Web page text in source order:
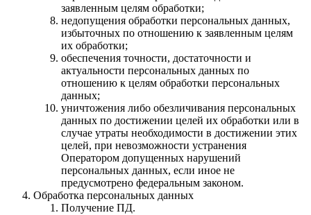
заявленным целям обработки;
недопущения обработки персональных данных,
избыточных по отношению к заявленным целям
их обработки;
обеспечения точности, достаточности и
актуальности персональных данных по
отношению к целям обработки персональных
данных;
уничтожения либо обезличивания персональных
данных по достижении целей их обработки или в
случае утраты необходимости в достижении этих
целей, при невозможности устранения
Оператором допущенных нарушений
персональных данных, если иное не
предусмотрено федеральным законом.
Обработка персональных данных
Получение ПД.